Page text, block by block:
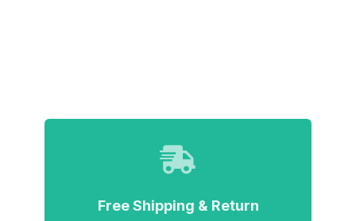
Free Shipping & Return